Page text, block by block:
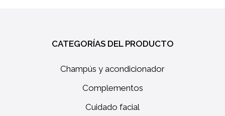
No hay productos en el
carrito.
CATEGORÍAS DEL PRODUCTO
Champús y acondicionador
Complementos
Cuidado facial